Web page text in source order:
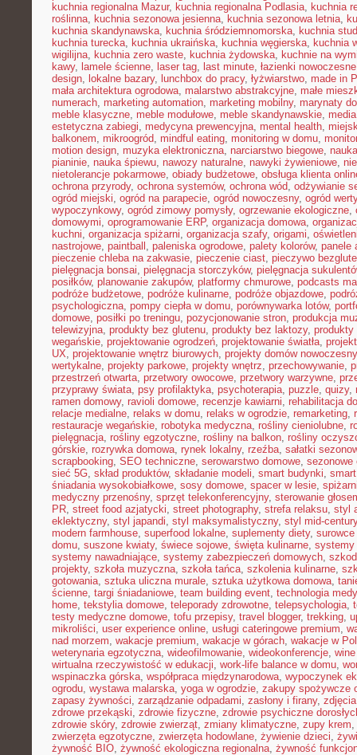
kuchnia regionalna Mazur, kuchnia regionalna Podlasia, kuchnia
roślinna, kuchnia sezonowa jesienna, kuchnia sezonowa letnia,
kuchnia skandynawska, kuchnia śródziemnomorska, kuchnia
kuchnia turecka, kuchnia ukraińska, kuchnia węgierska, kuchnia
wigilijna, kuchnia zero waste, kuchnia żydowska, kuchnie na
kawy, lamele ścienne, laser tag, last minute, łazienki nowoczesne
design, lokalne bazary, lunchbox do pracy, łyżwiarstwo, made in
mała architektura ogrodowa, malarstwo abstrakcyjne, małe
numerach, marketing automation, marketing mobilny, marynaty
meble klasyczne, meble modułowe, meble skandynawskie,
estetyczna zabiegi, medycyna prewencyjna, mental health,
balkonem, mikroogród, mindful eating, monitoring w domu,
motion design, muzyka elektroniczna, narciarstwo biegowe,
pianinie, nauka śpiewu, nawozy naturalne, nawyki żywieniowe,
nietolerancje pokarmowe, obiady budżetowe, obsługa klienta
ochrona przyrody, ochrona systemów, ochrona wód, odżywianie
ogród miejski, ogród na parapecie, ogród nowoczesny, ogród
wypoczynkowy, ogród zimowy pomysły, ogrzewanie ekologiczne,
domowymi, oprogramowanie ERP, organizacja domowa,
kuchni, organizacja spiżarni, organizacja szafy, origami,
nastrojowe, paintball , paleniska ogrodowe, palety kolorów, panele
pieczenie chleba na zakwasie, pieczenie ciast, pieczywo
pielęgnacja bonsai, pielęgnacja storczyków, pielęgnacja
posiłków, planowanie zakupów, platformy chmurowe, podcasts
podróże budżetowe, podróże kulinarne, podróże objazdowe,
psychologiczna, pompy ciepła w domu, porównywarka lotów,
domowe, posiłki po treningu, pozycjonowanie stron, produkcja
telewizyjna, produkty bez glutenu, produkty bez laktozy, produkty
wegańskie, projektowanie ogrodzeń, projektowanie światła,
UX, projektowanie wnętrz biurowych, projekty domów
wertykalne, projekty parkowe, projekty wnętrz, przechowywanie,
przestrzeń otwarta, przetwory owocowe, przetwory warzywne,
przyprawy świata, psy profilaktyka, psychoterapia, puzzle, quizy,
ramen domowy, ravioli domowe, recenzje kawiarni, rehabilitacja
relacje medialne, relaks w domu, relaks w ogrodzie, remarketing,
restauracje wegańskie, robotyka medyczna, rośliny cieniolubne,
pielęgnacja, rośliny egzotyczne, rośliny na balkon, rośliny
górskie, rozrywka domowa, rynek lokalny, rzeźba, sałatki
scrapbooking, SEO techniczne, serowarstwo domowe, sezonowe
sieć 5G, skład produktów, składanie modeli, smart budynki,
śniadania wysokobiałkowe, sosy domowe, spacer w lesie,
medyczny przenośny, sprzęt telekonferencyjny, sterowanie
PR, street food azjatycki, street photography, strefa relaksu, styl
eklektyczny, styl japandi, styl maksymalistyczny, styl mid-century
modern farmhouse, superfood lokalne, suplementy diety,
domu, suszone kwiaty, świece sojowe, święta kulinarne, systemy
systemy nawadniające, systemy zabezpieczeń domowych,
projekty, szkoła muzyczna, szkoła tańca, szkolenia kulinarne,
gotowania, sztuka uliczna murale, sztuka użytkowa domowa,
ścienne, targi śniadaniowe, team building event, technologia
home, tekstylia domowe, teleporady zdrowotne, telepsychologia,
testy medyczne domowe, tofu przepisy, travel blogger, trekking,
mikroliści, user experience online, usługi cateringowe premium,
nad morzem, wakacje premium, wakacje w górach, wakacje w
weterynaria egzotyczna, wideofilmowanie, wideokonferencje,
wirtualna rzeczywistość w edukacji, work-life balance w domu,
wspinaczka górska, współpraca międzynarodowa, wypoczynek
ogrodu, wystawa malarska, yoga w ogrodzie, zakupy spożywcze
zapasy żywności, zarządzanie odpadami, zasłony i firany,
zdrowe przekąski, zdrowie fizyczne, zdrowie psychiczne
zdrowie skóry, zdrowie zwierząt, zmiany klimatyczne, zupy krem,
zwierzęta egzotyczne, zwierzęta hodowlane, żywienie dzieci,
żywność BIO, żywność ekologiczna regionalna, żywność